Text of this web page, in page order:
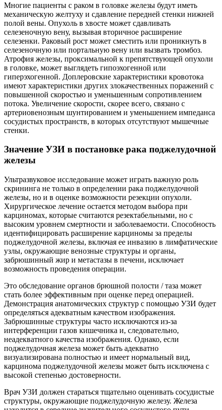
Многие пациенты с раком в головке железы будут иметь
механическую желтуху и сдавление передней стенки нижней
полой вены. Опухоль в хвосте может сдавливать
селезеночную вену, вызывая вторичное расширение
селезенки. Раковый рост может сместить или проникнуть в
селезеночную или портальную вену или вызвать тромбоз.
Атрофия железы, проксимальной к препятствующей опухоли
в головке, может выглядеть гипоэхогенной или
гиперэхогенной. Доплеровские характеристики кровотока
имеют характеристики других злокачественных поражений с
повышенной скоростью и уменьшенным сопротивлением
потока. Увеличение скорости, скорее всего, связано с
артериовенозным шунтированием и уменьшением импеданса
сосудистых пространств, в которых отсутствуют мышечные
стенки.
Значение УЗИ в постановке рака поджелудочной
железы
Ультразвуковое исследование может играть важную роль
скрининга не только в определении рака поджелудочной
железы, но и в оценке возможности резекции опухоли.
Хирургическое лечение остается методом выбора при
карциномах, которые считаются резектабельными, но с
высоким уровнем смертности и заболеваемости. Способность
идентифицировать расширение карциномы за пределы
поджелудочной железы, включая ее инвазию в лимфатические
узлы, окружающие венозные структуры и органы,
забрюшинный жир и метастазы в печени, исключает
возможность проведения операции.
Это обследование органов брюшной полости / таза может
стать более эффективным при оценке перед операцией.
Демонстрация анатомических структур с помощью УЗИ будет
определяться адекватным качеством изображения.
Забрюшинные структуры часто исключаются из-за
интерференции газов кишечника и, следовательно,
неадекватного качества изображения. Однако, если
поджелудочная железа может быть адекватно
визуализирована полностью и имеет нормальный вид,
карцинома поджелудочной железы может быть исключена с
высокой степенью достоверности.
Врач УЗИ должен стараться тщательно оценивать сосудистые
структуры, окружающие поджелудочную железу. Железа